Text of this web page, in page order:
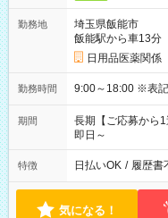
勤務地
埼玉県飯能市
飯能駅から車13分
日用品医薬関係
勤務時間 9:00～
期間
長期【ご応募から
即日～
特徴 日払いOK / 履歴書
気になる！